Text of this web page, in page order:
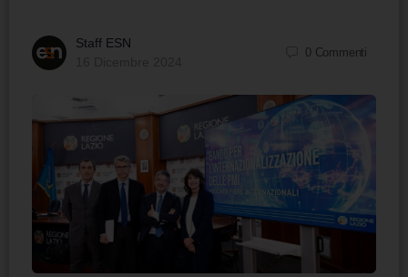
Staff ESN
0 Commenti